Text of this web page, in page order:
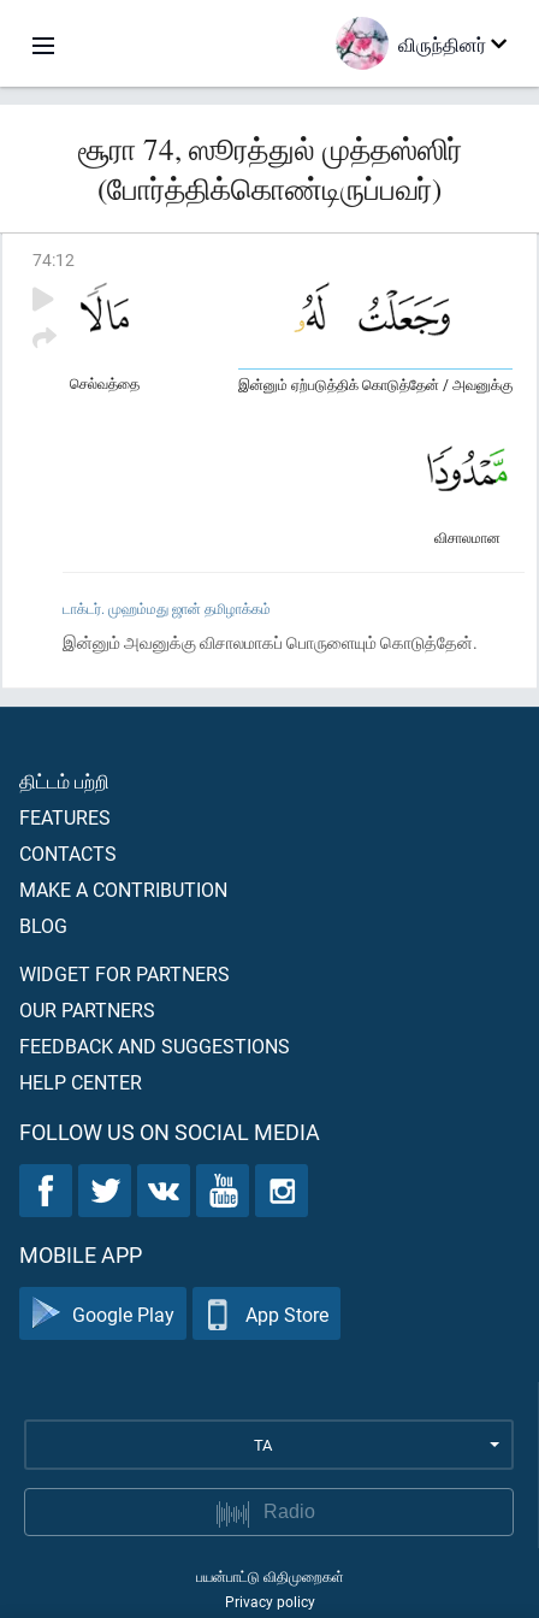
விருந்தினர்
சூரா 74, ஸூரத்துல் முத்தஸ்ஸிர்
(போர்த்திக்கொண்டிருப்பவர்)
74:12
இன்னும் ஏற்படுத்திக் கொடுத்தேன் / அவனுக்கு
செல்வத்தை
விசாலமான
டாக்டர். முஹம்மது ஜான் தமிழாக்கம்
இன்னும் அவனுக்கு விசாலமாகப் பொருளையும் கொடுத்தேன்.
திட்டம் பற்றி
FEATURES
CONTACTS
MAKE A CONTRIBUTION
BLOG
WIDGET FOR PARTNERS
OUR PARTNERS
FEEDBACK AND SUGGESTIONS
HELP CENTER
FOLLOW US ON SOCIAL MEDIA
MOBILE APP
Google Play App Store
TA
Radio
பயன்பாட்டு விதிமுறைகள்
Privacy policy